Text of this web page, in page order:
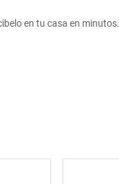
en tu casa en minutos.